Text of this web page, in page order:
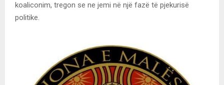
koaliconim, tregon se ne jemi në një fazë të pjekurisë
politike.